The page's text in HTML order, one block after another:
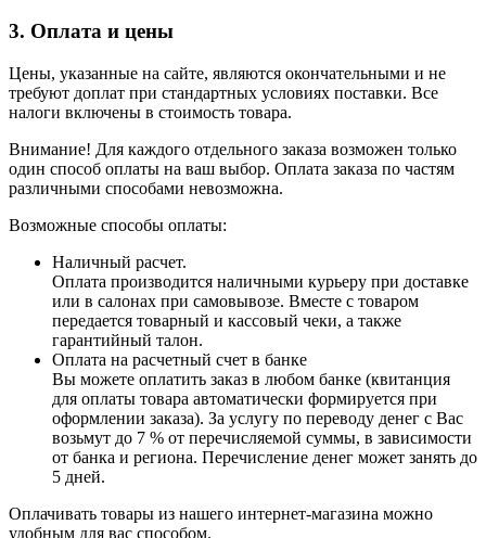
3. Оплата и цены
Цены, указанные на сайте, являются окончательными и не
требуют доплат при стандартных условиях поставки. Все
налоги включены в стоимость товара.
Внимание! Для каждого отдельного заказа возможен только
один способ оплаты на ваш выбор. Оплата заказа по частям
различными способами невозможна.
Возможные способы оплаты:
Наличный расчет.
Оплата производится наличными курьеру при доставке
или в салонах при самовывозе. Вместе с товаром
передается товарный и кассовый чеки, а также
гарантийный талон.
Оплата на расчетный счет в банке
Вы можете оплатить заказ в любом банке (квитанция
для оплаты товара автоматически формируется при
оформлении заказа). За услугу по переводу денег с Вас
возьмут до 7 % от перечисляемой суммы, в зависимости
от банка и региона. Перечисление денег может занять до
5 дней.
Оплачивать товары из нашего интернет-магазина можно
удобным для вас способом.